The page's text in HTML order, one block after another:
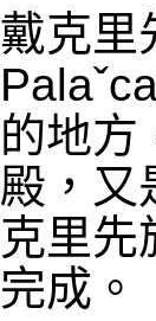
戴克里
的地方
殿，又
克里先
完成。